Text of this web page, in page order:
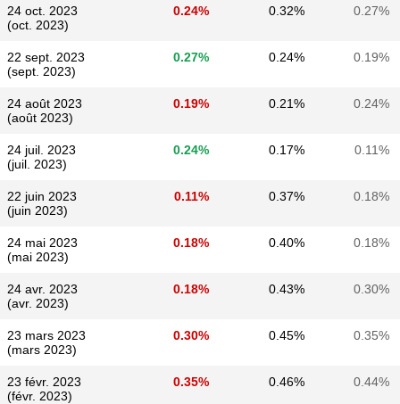
24 oct. 2023
(oct. 2023)
0.24% 0.32% 0.27%
22 sept. 2023
(sept. 2023)
0.27% 0.24% 0.19%
24 août 2023
(août 2023)
0.19% 0.21% 0.24%
24 juil. 2023
(juil. 2023)
0.24% 0.17% 0.11%
22 juin 2023
(juin 2023)
0.11% 0.37% 0.18%
24 mai 2023
(mai 2023)
0.18% 0.40% 0.18%
24 avr. 2023
(avr. 2023)
0.18% 0.43% 0.30%
23 mars 2023
(mars 2023)
0.30% 0.45% 0.35%
23 févr. 2023
(févr. 2023)
0.35% 0.46% 0.44%